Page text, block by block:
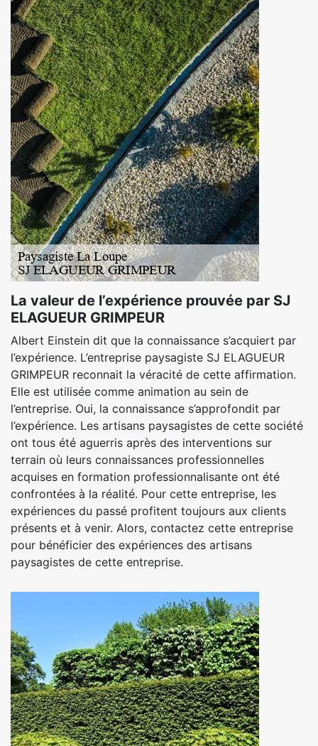
La valeur de l’expérience prouvée par SJ
ELAGUEUR GRIMPEUR
Albert Einstein dit que la connaissance s’acquiert par
l’expérience. L’entreprise paysagiste SJ ELAGUEUR
GRIMPEUR reconnait la véracité de cette affirmation.
Elle est utilisée comme animation au sein de
l’entreprise. Oui, la connaissance s’approfondit par
l’expérience. Les artisans paysagistes de cette société
ont tous été aguerris après des interventions sur
terrain où leurs connaissances professionnelles
acquises en formation professionnalisante ont été
confrontées à la réalité. Pour cette entreprise, les
expériences du passé profitent toujours aux clients
présents et à venir. Alors, contactez cette entreprise
pour bénéficier des expériences des artisans
paysagistes de cette entreprise.